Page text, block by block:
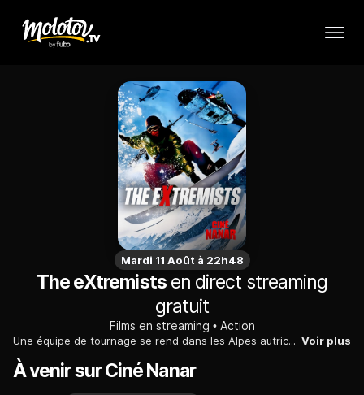
Mardi 11 Août à 22h48
The eXtremistsen direct streaming
gratuit
Films en streaming Action
Une équipe de tournage se rend dans les Alpes autrichiennes, près de l’ancienne frontière yougoslave, pour filmer trois passionnés de sports extrêmes poursuivis par une avalanche pour une publicité. Ce qu’ils ignorent, c’est qu’ils tournent à proximité de la cachette secrète de Slobodan Pavle, un criminel de guerre serbe. L’ayant accidentellement filmé, ils se retrouvent entraînés dans une course-poursuite mortelle à travers les montagnes, mêlant ski, snowboard, parachutisme, rafting, hélicoptères, motos et base jump. Voir plus
À venir sur Ciné Nanar